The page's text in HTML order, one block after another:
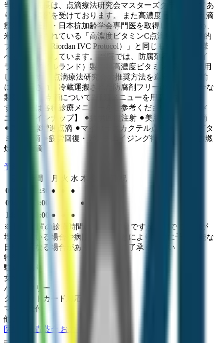
当院の副院長は、点滴療法研究会マスターズクラブ会員であ
り、専門講習を受けております。 また高濃度ビタミンC点滴
療法認定医証・日本抗加齢学会専門医を取得しているため、
米国で実施されている「高濃度ビタミンC点滴療法の標準的
プログラム（Riordan IVC Protocol）」と同じものを､患者様
へ安全に提供しています。 当院では、防腐剤不使用のマイ
ラン社（アイルランド）製の超高濃度ビタミンC製剤を使用
しています。 点滴療法研究会の推奨方法を遵守し冷蔵空輸
にて出荷され、冷蔵運搬された防腐剤フリーの新鮮で安全な
製剤です。 点滴について7種類メニューを用意しておりま
す。詳細は各種診療メニューをご参考ください。 【点滴メ
ニューラインナップ】 ⚫︎疲労回復注射 ⚫︎美肌系注射・点滴
⚫︎美容健康増進点滴 ⚫︎マイヤーズカクテル点滴 ⚫︎高濃度ビタ
ミンC点滴 ⚫︎疲労回復・アンチエイジング複合点滴 ⚫︎脂肪燃
焼促進点滴
予約する
診療時間
月 火 水 木
祝
09:00〜12:30
● ●
09:00〜13:00
●
14:00〜18:00 ● ●
※ 医療機関の診療時間は上記の通りですが、すでに予約が
埋まっている場合や病院の都合などにより実際に予約可能な
日時と異なる場合がありますのでご了承ください
特徴
駐車場あり
女性医師
バリアフリー
クレジットカード対応
マイナ受付
他
医療法人青藍会 おのクリニック